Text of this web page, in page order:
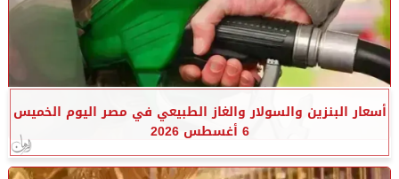
أسعار البنزين والسولار والغاز الطبيعي في مصر اليوم الخميس
6 أغسطس 2026